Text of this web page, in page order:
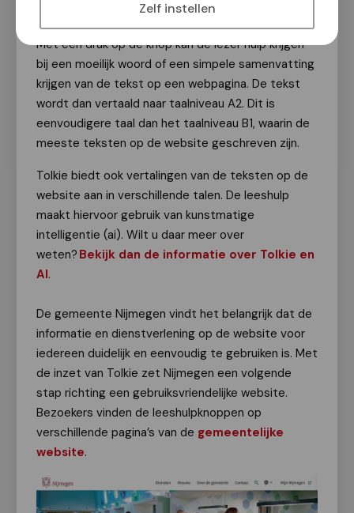
Zelf instellen
Met één druk op de knop kan de lezer hulp krijgen
bij een moeilijk woord of een simpele samenvatting
krijgen van de tekst op een webpagina. De tekst
wordt dan vertaald naar taalniveau A2. Dit is
eenvoudigere taal dan het taalniveau B1, waarin de
meeste teksten op de website geschreven zijn.
Tolkie biedt ook vertalingen van de teksten op de
website aan in verschillende talen. De leeshulp
maakt hiervoor gebruik van kunstmatige
intelligentie (ai). Wilt u daar meer over
weten? Bekijk dan de informatie over Tolkie en
AI.
De gemeente Nijmegen vindt het belangrijk dat de
informatie en dienstverlening op de website voor
iedereen duidelijk en eenvoudig te gebruiken is. Met
de inzet van Tolkie zet Nijmegen een volgende
stap richting een gebruiksvriendelijke website.
Bezoekers vinden de leeshulpknoppen op
verschillende pagina’s van de gemeentelijke
website.